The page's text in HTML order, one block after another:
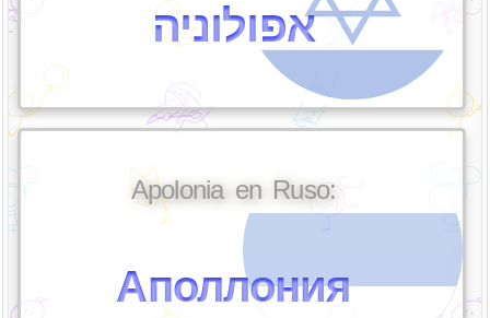
אפולוניה
Apolonia en Ruso:
Аполлония